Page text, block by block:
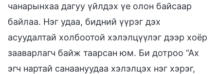
чанарынхаа дагуу үйлдэх үе олон байсаар
байлаа. Нэг удаа, бидний үүрэг дэх
асуудалтай холбоотой хэлэлцүүлэг дээр хоёр
зааварлагч байж таарсан юм. Би дотроо “Ах
эгч нартай санаануудаа хэлэлцэх нэг хэрэг,